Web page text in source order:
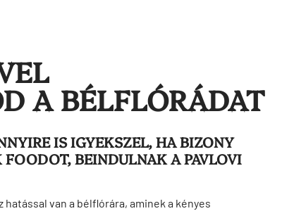
A BÉLFLÓRÁDAT
IS IGYEKSZEL, HA BIZONY
BEINDULNAK A PAVLOVI
van a bélflórára, aminek a kényes